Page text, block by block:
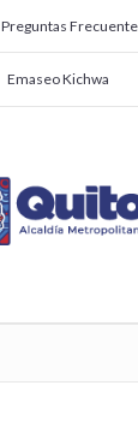
Preguntas
Emaseo Kichwa